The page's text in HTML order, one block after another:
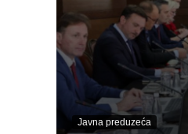
Javna preduzeća